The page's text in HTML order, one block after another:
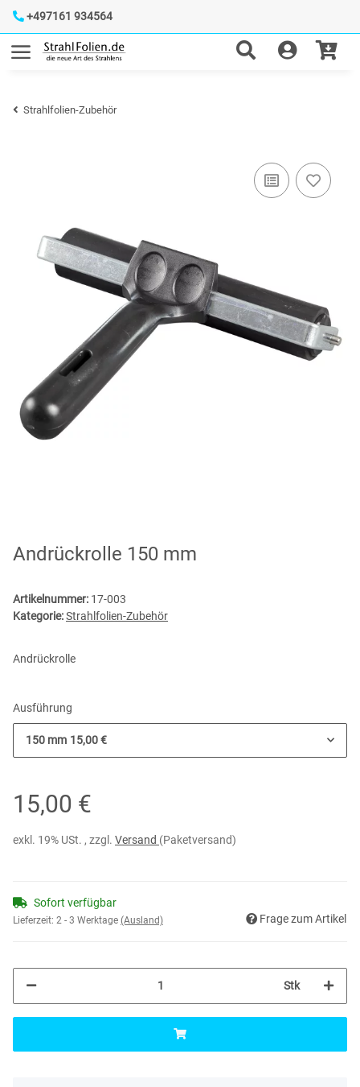
+497161 934564
Strahlfolien-Zubehör
Andrückrolle 150 mm
Artikelnummer: 17-003
Kategorie:Strahlfolien-Zubehör
Andrückrolle
Ausführung
150 mm 15,00 €
15,00 €
exkl. 19% USt. , zzgl. Versand (Paketversand)
Sofort verfügbar
Lieferzeit: 2 - 3 Werktage (Ausland) Frage zum Artikel
Stk